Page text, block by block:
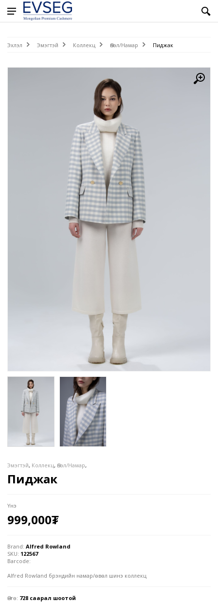
Эхлэл Эмэгтэй Коллекц Өвөл/Намар Пиджак
Эмэгтэй, Коллекц, Өвөл/Намар,
Пиджак
Үнэ
999,000₮
Brand: Alfred Rowland
SKU: 122567
Barcode:
Alfred Rowland брэндийн намар/өвөл шинэ коллекц
Өнгө: 728 саарал шоотой